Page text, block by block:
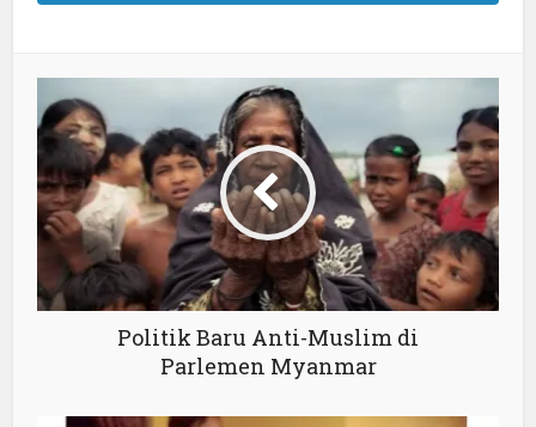
Politik Baru Anti-Muslim di
Parlemen Myanmar